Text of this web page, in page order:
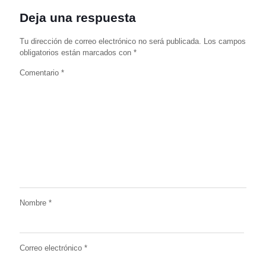
Deja una respuesta
Tu dirección de correo electrónico no será publicada. Los campos
obligatorios están marcados con *
Comentario *
Nombre *
Correo electrónico *